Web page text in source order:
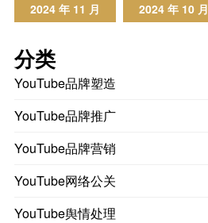
2024 年 11 月 2024 年 10 月
分类
YouTube品牌塑造
YouTube品牌推广
YouTube品牌营销
YouTube网络公关
YouTube舆情处理